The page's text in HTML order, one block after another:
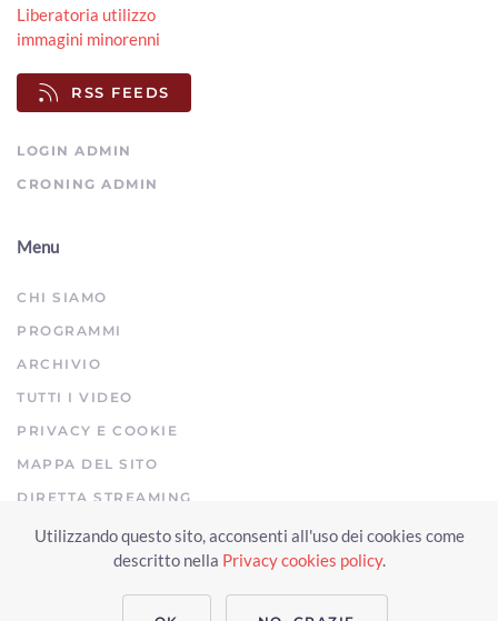
00:01:05 - Mercoledì, 29 Luglio 2026
ArezzoTV
Caso di legionella in una Rsa aretina, anziana ricoverata in
prognosi riservata
00:02:37 - Martedì, 28 Luglio 2026
Liberatoria utilizzo
immagini minorenni
RSS FEEDS
LOGIN ADMIN
CRONING ADMIN
Menu
CHI SIAMO
PROGRAMMI
ARCHIVIO
TUTTI I VIDEO
PRIVACY E COOKIE
MAPPA DEL SITO
DIRETTA STREAMING
Copyright © 2023 Arezzo TV. Tutti i diritti riservati.
drone
applicativo video yutub 2023 by clickandfly
Utilizzando questo sito, acconsenti all'uso dei cookies come
descritto nella Privacy cookies policy.